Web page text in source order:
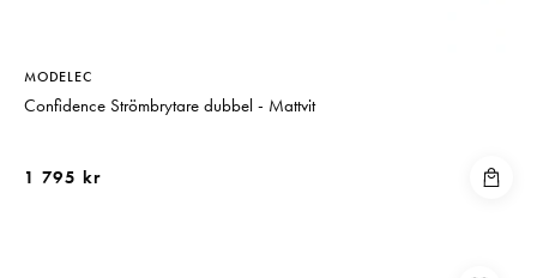
MODELEC
Confidence Strömbrytare dubbel - Mattvit
1 795 kr